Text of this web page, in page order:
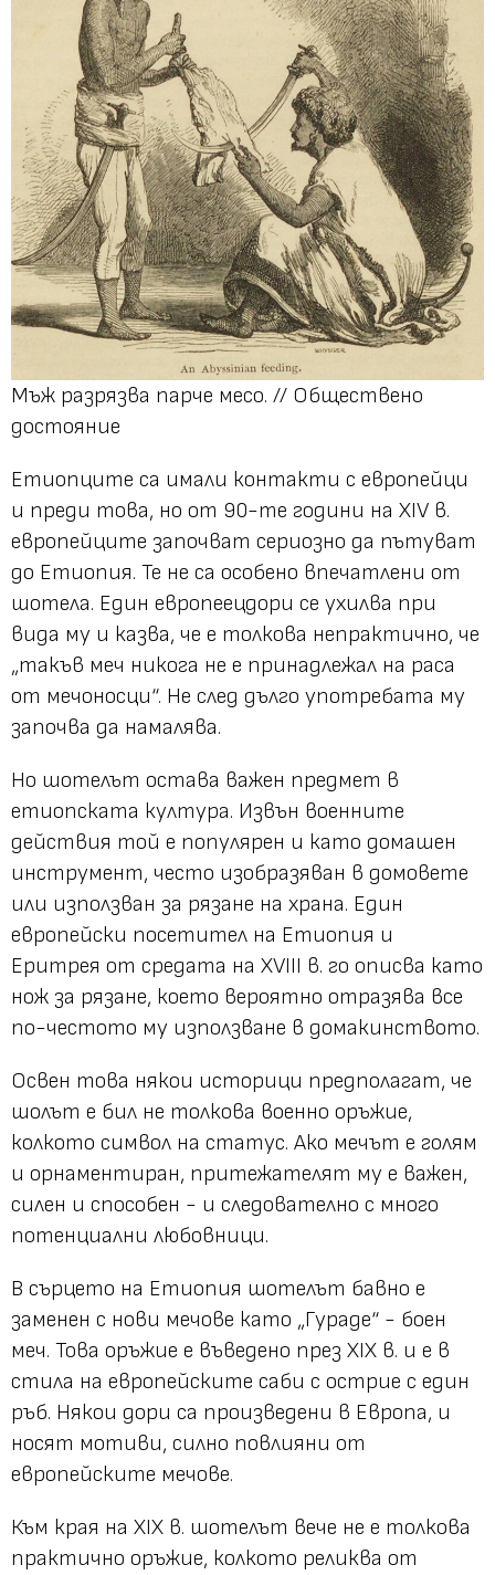
Мъж разрязва парче месо. // Обществено
достояние
Етиопците са имали контакти с европейци
и преди това, но от 90-те години на XIV в.
европейците започват сериозно да пътуват
до Етиопия. Те не са особено впечатлени от
шотела. Един европеецдори се ухилва при
вида му и казва, че е толкова непрактично, че
„такъв меч никога не е принадлежал на раса
от мечоносци“. Не след дълго употребата му
започва да намалява.
Но шотелът остава важен предмет в
етиопската култура. Извън военните
действия той е популярен и като домашен
инструмент, често изобразяван в домовете
или използван за рязане на храна. Един
европейски посетител на Етиопия и
Еритрея от средата на XVIII в. го описва като
нож за рязане, което вероятно отразява все
по-честото му използване в домакинството.
Освен това някои историци предполагат, че
шолът е бил не толкова военно оръжие,
колкото символ на статус. Ако мечът е голям
и орнаментиран, притежателят му е важен,
силен и способен - и следователно с много
потенциални любовници.
В сърцето на Етиопия шотелът бавно е
заменен с нови мечове като „Гураде“ - боен
меч. Това оръжие е въведено през XIX в. и е в
стила на европейските саби с острие с един
ръб. Някои дори са произведени в Европа, и
носят мотиви, силно повлияни от
европейските мечове.
Към края на XIX в. шотелът вече не е толкова
практично оръжие, колкото реликва от